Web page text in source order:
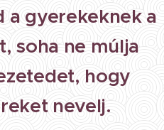
a gyerekeknek a
soha ne múlja
hogy
nevelj.